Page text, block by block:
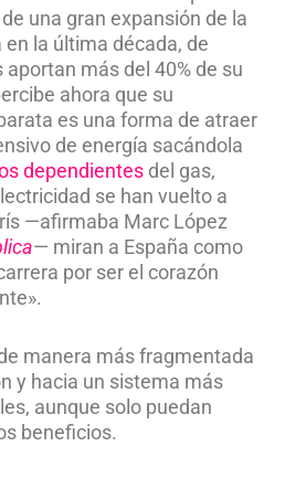
una gran expansión de la
la última década, de
más del 40% de su
ahora que su
es una forma de atraer
de energía sacándola
dependientes del gas,
se han vuelto a
—afirmaba Marc López
— miran a España como
por ser el corazón
manera más fragmentada
y hacia un sistema más
aunque solo puedan
beneficios.